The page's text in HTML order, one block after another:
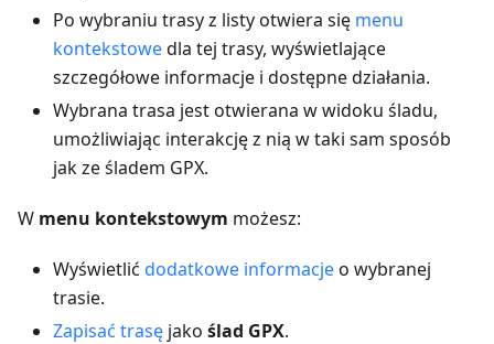
Po wybraniu trasy z listy otwiera się menu
kontekstowedla tej trasy, wyświetlające
szczegółowe informacje i dostępne działania.
Wybrana trasa jest otwierana w widoku śladu,
umożliwiając interakcję z nią w taki sam sposób
jak ze śladem GPX.
W menu kontekstowym możesz:
Wyświetlić dodatkowe informacjeo wybranej
trasie.
Zapisać trasę jako ślad GPX.